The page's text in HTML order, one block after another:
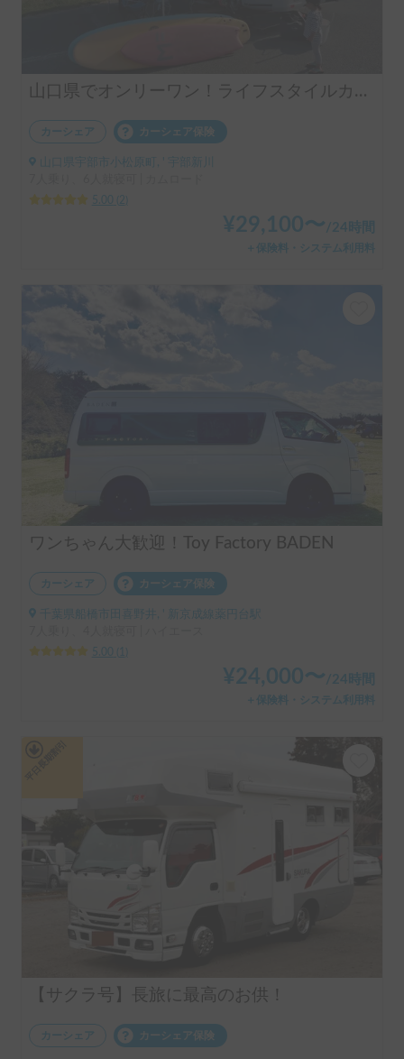
山口県でオンリーワン！ライフスタイルカンパニーが提供するクールなキャンピングカー 【LIGHT HOUSE THE VAN】
カーシェア カーシェア保険
山口県宇部市小松原町, ' 宇部新川
5.00
2
¥29,100〜/24時間
＋保険料・システム利用料
ワンちゃん大歓迎！Toy Factory BADEN
カーシェア カーシェア保険
千葉県船橋市田喜野井, ' 新京成線薬円台駅
5.00
¥24,000〜 /24時間
＋保険料・システム利用料
【サクラ号】長旅に最高のお供！
カーシェア カーシェア保険